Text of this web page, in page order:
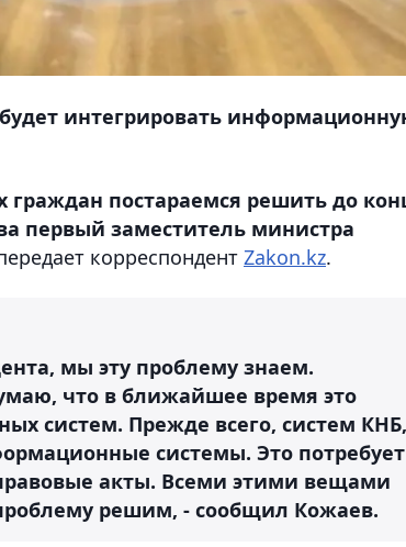
интегрировать
граждан постараемся решить до
первый заместитель министра
корреспондент Zakon.kz.
мы эту проблему знаем.
что в ближайшее время это
систем. Прежде всего, систем КНБ,
системы. Это потребует
акты. Всеми этими вещами
решим, - сообщил Кожаев.